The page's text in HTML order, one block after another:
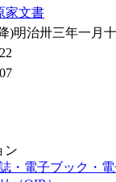
家文書
)明治卅三年一月
ン
・電子ブック・